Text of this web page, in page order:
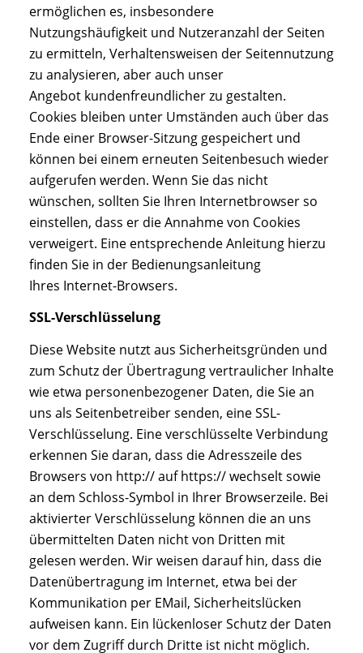
ermöglichen es, insbesondere
Nutzungshäufigkeit und Nutzeranzahl der Seiten
zu ermitteln, Verhaltensweisen der Seitennutzung
zu analysieren, aber auch unser
Angebot kundenfreundlicher zu gestalten.
Cookies bleiben unter Umständen auch über das
Ende einer Browser-Sitzung gespeichert und
können bei einem erneuten Seitenbesuch wieder
aufgerufen werden. Wenn Sie das nicht
wünschen, sollten Sie Ihren Internetbrowser so
einstellen, dass er die Annahme von Cookies
verweigert. Eine entsprechende Anleitung hierzu
finden Sie in der Bedienungsanleitung
Ihres Internet-Browsers.
SSL-Verschlüsselung
Diese Website nutzt aus Sicherheitsgründen und
zum Schutz der Übertragung vertraulicher Inhalte
wie etwa personenbezogener Daten, die Sie an
uns als Seitenbetreiber senden, eine SSL-
Verschlüsselung. Eine verschlüsselte Verbindung
erkennen Sie daran, dass die Adresszeile des
Browsers von http:// auf https:// wechselt sowie
an dem Schloss-Symbol in Ihrer Browserzeile. Bei
aktivierter Verschlüsselung können die an uns
übermittelten Daten nicht von Dritten mit
gelesen werden. Wir weisen darauf hin, dass die
Datenübertragung im Internet, etwa bei der
Kommunikation per EMail, Sicherheitslücken
aufweisen kann. Ein lückenloser Schutz der Daten
vor dem Zugriff durch Dritte ist nicht möglich.